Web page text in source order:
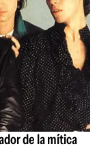
de la mítica